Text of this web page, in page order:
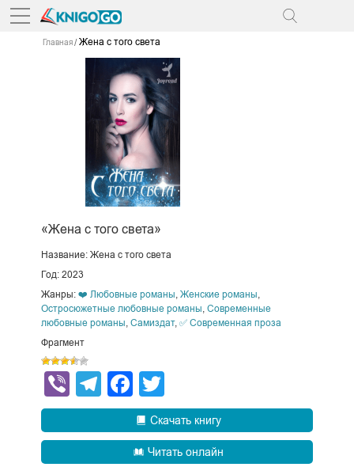
Главная Жена с того света
«Жена с того света»
Название: Жена с того света
Год: 2023
Жанры: ❤️ Любовные романы Женские романы
Остросюжетные любовные романы Современные
любовные романы Самиздат, ✅ Современная проза
Фрагмент
ViberTelegram
Facebook
Twitter
Скачать книгу
Читать онлайн